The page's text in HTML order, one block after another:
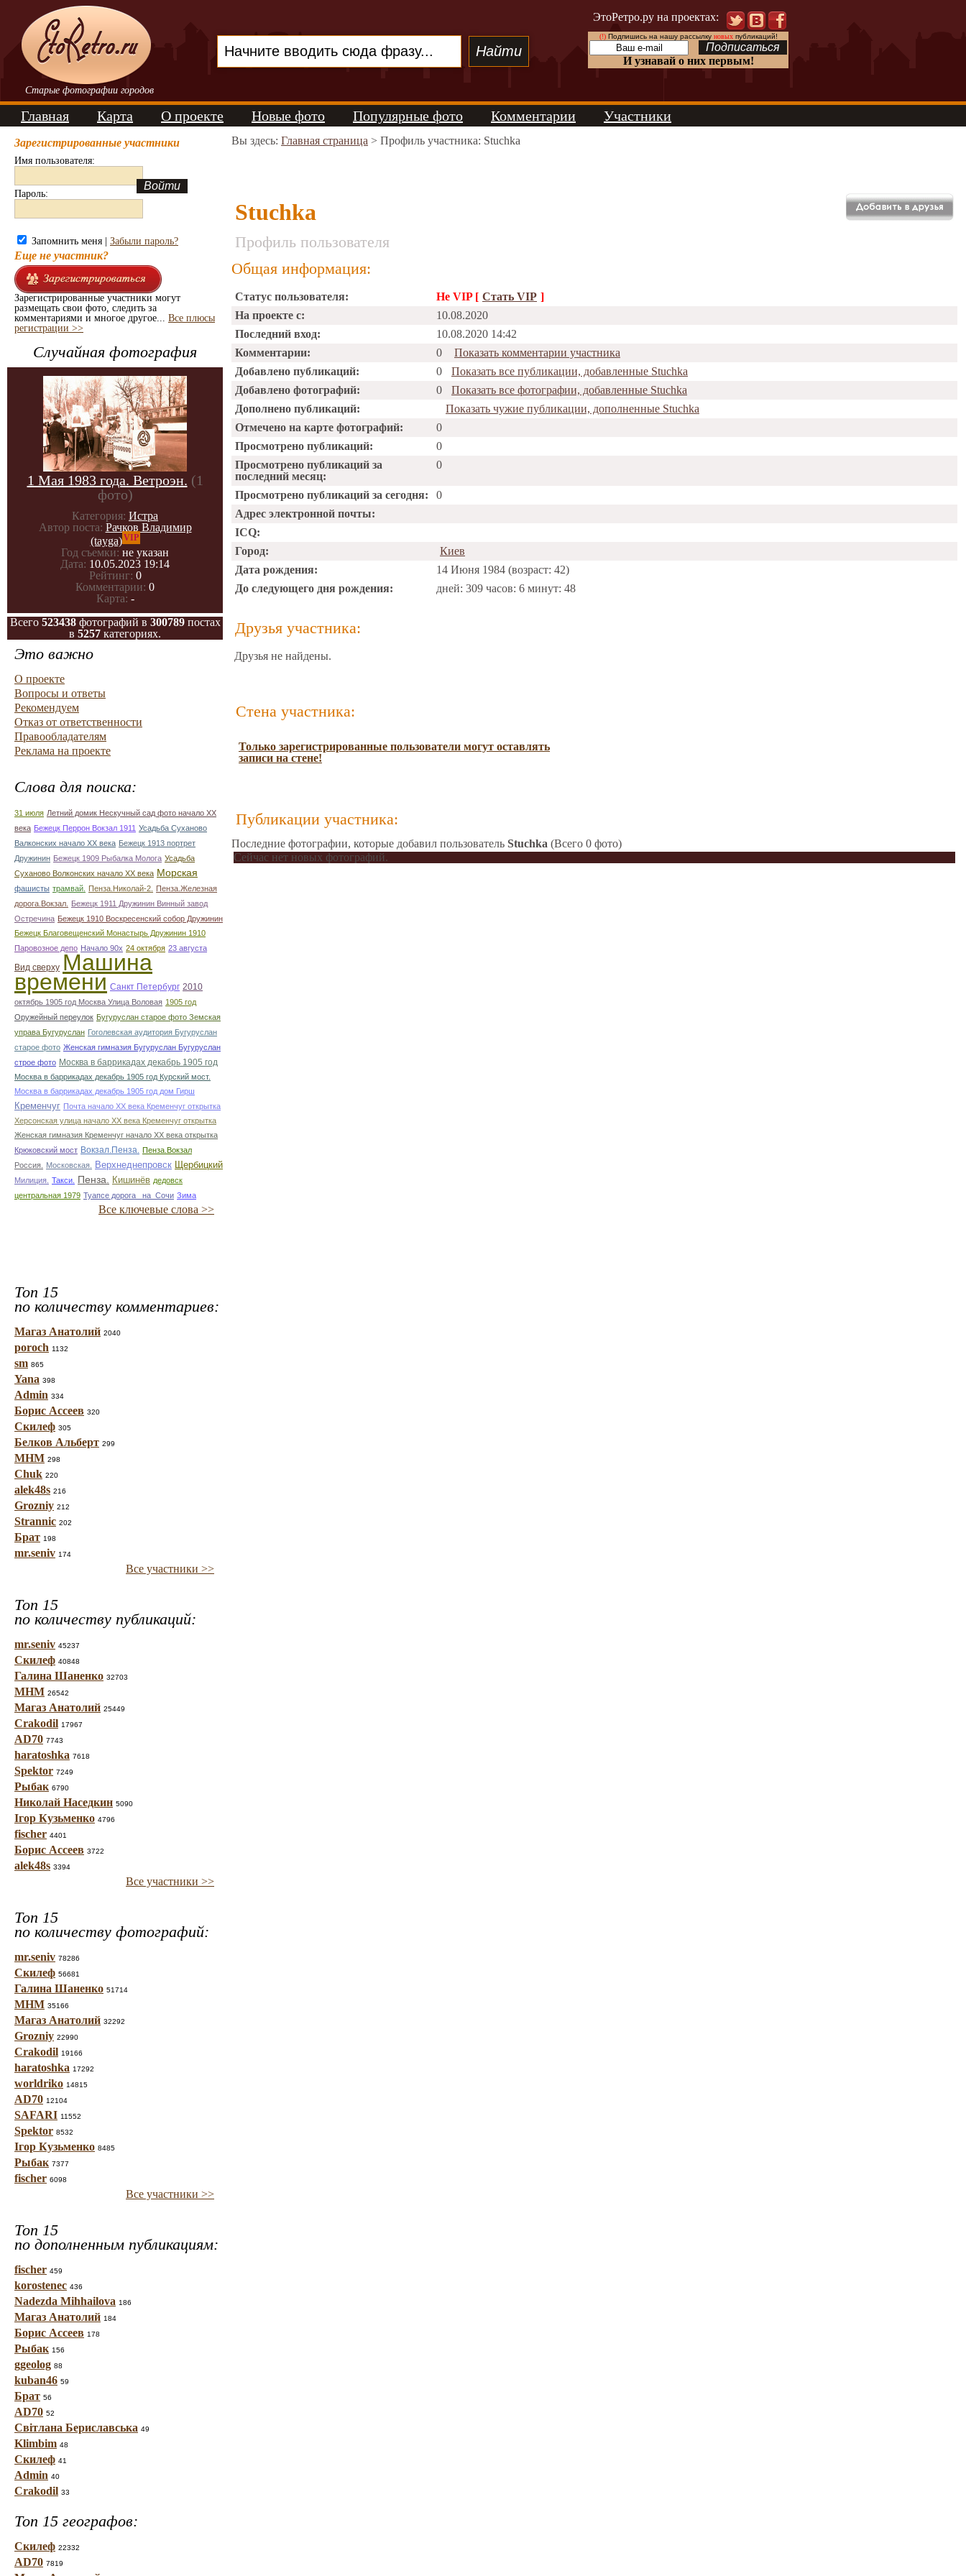
Старые фотографии городов
ЭтоРетро.ру на проектах:
(!)Подпишись на нашу рассылку новыхпубликаций!
И узнавай о них первым!
Главная Карта О проекте Новые фото Популярные фото Комментарии Участники
Зарегистрированные участники
Имя пользователя:
Пароль:
Запомнить меня | Забыли пароль?
Еще не участник?
Зарегистрированные участники могут
размещать свои фото, следить за
комментариями и многое другое... Все плюсы
регистрации >>
Случайная фотография
1 Мая 1983 года. Ветроэн. (1
фото)
Категория: Истра
Автор поста: Рачков Владимир
(tayga)VIP
Год съемки: не указан
Дата: 10.05.2023 19:14
Рейтинг: 0
Комментарии: 0
Карта: -
Всего 523438фотографий в 300789постах
в 5257 категориях.
Это важно
О проекте
Вопросы и ответы
Рекомендуем
Отказ от ответственности
Правообладателям
Реклама на проекте
Слова для поиска:
31 июля Летний домик Нескучный сад фото начало ХХ
века Бежецк Перрон Вокзал 1911 Усадьба Суханово
Валконских начало ХХ века Бежецк 1913 портрет
Дружинин Бежецк 1909 Рыбалка Молога Усадьба
Суханово Волконских начало ХХ века Морская
фашисты трамвай. Пенза.Николай-2.
Пенза.Железная
дорога.Вокзал.
Бежецк 1911 Дружинин Винный завод
Остречина Бежецк 1910 Воскресенский собор Дружинин
Бежецк Благовещенский Монастырь Дружинин 1910
Паровозное депо Начало 90х 24 октября 23 августа
Вид сверху Машина
времени Санкт Петербург 2010
октябрь 1905 год Москва Улица Воловая 1905 год
Оружейный переулок Бугуруслан старое фото Земская
управа Бугуруслан Гоголевская аудитория Бугуруслан
старое фото Женская гимназия Бугуруслан Бугуруслан
строе фото Москва в баррикадах декабрь 1905 год
Москва в баррикадах декабрь 1905 год Курский мост.
Москва в баррикадах декабрь 1905 год дом Гирш
Кременчуг Почта начало ХХ века Кременчуг открытка
Херсонская улица начало ХХ века Кременчуг открытка
Женская гимназия Кременчуг начало ХХ века открытка
Крюковский мост Вокзал.Пенза. Пенза.Вокзал
Россия.
Московская. Верхнеднепровск Щербицкий
Милиция. Такси. Пенза. Кишинёв дедовск
центральная 1979 Туапсе дорога _на_Сочи Зима
Все ключевые слова >>
Топ 15
по количеству комментариев:
Магаз Анатолий 2040
poroch 1132
sm 865
Yana 398
Admin 334
Борис Ассеев 320
Скилеф 305
Белков Альберт 299
МНМ 298
Chuk 220
alek48s 216
Grozniy 212
Strannic 202
Брат 198
mr.seniv 174
Все участники >>
Топ 15
по количеству публикаций:
mr.seniv 45237
Скилеф 40848
Галина Шаненко 32703
МНМ 26542
Магаз Анатолий 25449
Crakodil 17967
AD70 7743
haratoshka 7618
Spektor 7249
Рыбак 6790
Николай Наседкин 5090
Ігор Кузьменко 4796
fischer 4401
Борис Ассеев 3722
alek48s 3394
Все участники >>
Топ 15
по количеству фотографий:
mr.seniv 78286
Скилеф 56681
Галина Шаненко 51714
МНМ 35166
Магаз Анатолий 32292
Grozniy 22990
Crakodil 19166
haratoshka 17292
worldriko 14815
AD70 12104
SAFARI 11552
Spektor 8532
Ігор Кузьменко 8485
Рыбак 7377
fischer 6098
Все участники >>
Топ 15
по дополненным публикациям:
fischer 459
korostenec 436
Nadezda Mihhailova 186
Магаз Анатолий 184
Борис Ассеев 178
Рыбак 156
ggeolog 88
kuban46 59
Брат 56
AD70 52
Світлана Бериславська 49
Klimbim 48
Скилеф 41
Admin 40
Crakodil 33
Топ 15 географов:
Скилеф 22332
AD70 7819
Вы здесь: Главная страница > Профиль участника: Stuchka
Stuchka
Профиль пользователя
Общая информация:
Статус пользователя: Не VIP [ Стать VIP ]
На проекте с:
10.08.2020
Последний вход:
10.08.2020 14:42
Комментарии:
0
Показать комментарии участника
Добавлено публикаций:
0
Показать все публикации, добавленные Stuchka
Добавлено фотографий:
0
Показать все фотографии, добавленные Stuchka
Дополнено публикаций:
Показать чужие публикации, дополненные Stuchka
Отмечено на карте фотографий:
0
Просмотрено публикаций:
0
Просмотрено публикаций за
последний месяц:
0
Просмотрено публикаций за сегодня:
0
Адрес электронной почты:
ICQ:
Город:
Киев
Дата рождения:
14 Июня 1984 (возраст: 42)
До следующего дня рождения:
дней: 309 часов: 6 минут: 48
Друзья участника:
Друзья не найдены.
Стена участника:
Только зарегистрированные пользователи могут оставлять
записи на стене!
Публикации участника:
Последние фотографии, которые добавил пользователь Stuchka (Всего 0 фото)
Сейчас нет новых фотографий.